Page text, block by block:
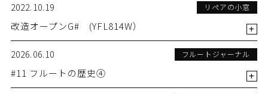
2022.10.19 リペアの小窓
改造オープンG# (YFL814W）
2026.06.10 フルートジャーナル
#11 フルートの歴史④